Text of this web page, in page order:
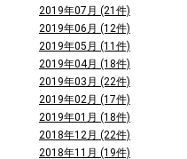
2019年07月 (21件)
2019年06月 (12件)
2019年05月 (11件)
2019年04月 (18件)
2019年03月 (22件)
2019年02月 (17件)
2019年01月 (18件)
2018年12月 (22件)
2018年11月 (19件)